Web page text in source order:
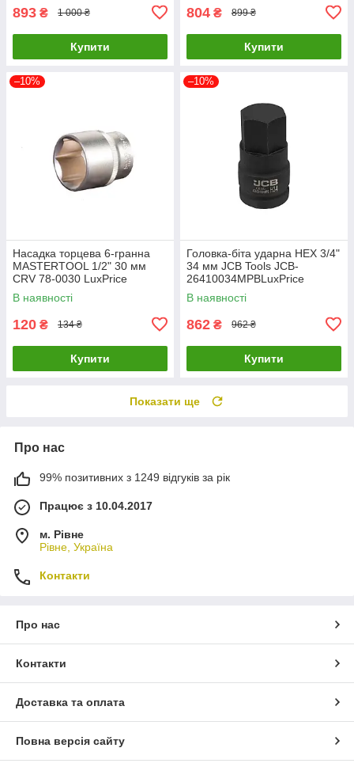
893 ₴ 1 000 ₴
Купити
804 ₴ 899 ₴
Купити
–10%
Насадка торцева 6-гранна
MASTERTOOL 1/2" 30 мм
CRV 78-0030 LuxPrice
В наявності
120 ₴ 134 ₴
Купити
–10%
Головка-біта ударна HEX 3/4"
34 мм JCB Tools JCB-
26410034MPBLuxPrice
В наявності
862 ₴ 962 ₴
Купити
Показати ще
Про нас
99% позитивних з 1249 відгуків за рік
Працює з 10.04.2017
м. Рівне
Рівне, Україна
Контакти
Про нас
Контакти
Доставка та оплата
Повна версія сайту